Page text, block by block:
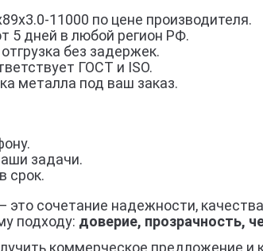
11000 по цене производителя.
5 дней в любой регион РФ.
без задержек.
ГОСТ и ISO.
металла под ваш заказ.
задачи.
срок.
сочетание надежности,
подходу: доверие, прозрачность,
коммерческое предложение и